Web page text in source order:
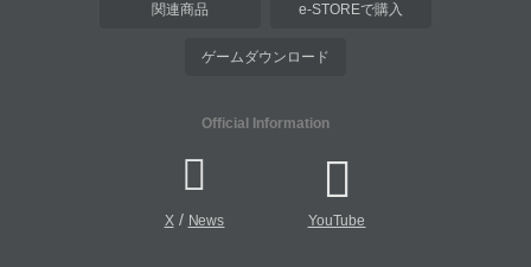
関連商品 e-STOREで購入
ゲームダウンロード
Official Information
X/ News YouTube